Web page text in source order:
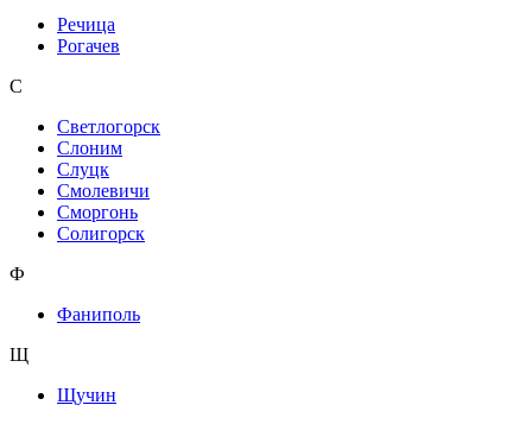
Речица
Рогачев
С
Светлогорск
Слоним
Слуцк
Смолевичи
Сморгонь
Солигорск
Ф
Фаниполь
Щ
Щучин